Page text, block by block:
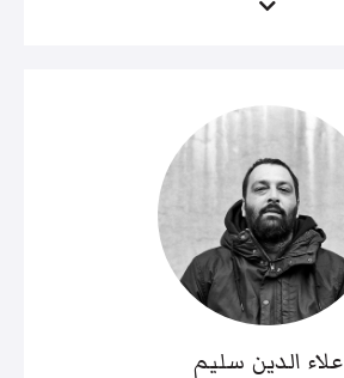
علاء الدين سليم